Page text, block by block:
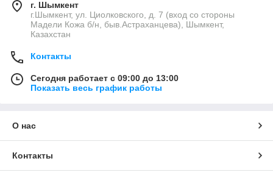
г. Шымкент
г.Шымкент, ул. Циолковского, д. 7 (вход со стороны
Мадели Кожа б/н, быв.Астраханцева), Шымкент,
Казахстан
Контакты
Сегодня работает с 09:00 до 13:00
Показать весь график работы
О нас
Контакты